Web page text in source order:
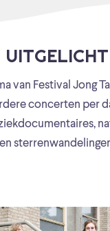
UITGELICHT
van Festival Jong
concerten per
en